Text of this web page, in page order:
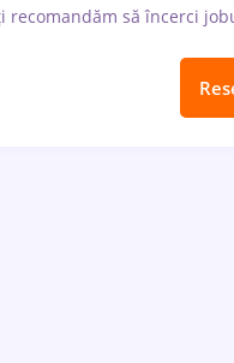
recomandăm să încerci